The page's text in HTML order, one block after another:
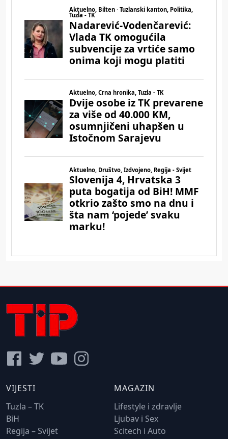
VIJESTI
Tuzla – TK
BiH
Regija – Svijet
MAGAZIN
Lifestyle i zdravlje
Ljubav i Sex
Scitech i Auto